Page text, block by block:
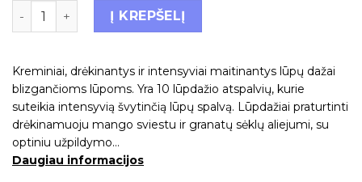
Į KREPŠELĮ
Kreminiai, drėkinantys ir intensyviai maitinantys lūpų dažai
blizgančioms lūpoms. Yra 10 lūpdažio atspalvių, kurie
suteikia intensyvią švytinčią lūpų spalvą. Lūpdažiai praturtinti
drėkinamuoju mango sviestu ir granatų sėklų aliejumi, su
optiniu užpildymo…
Daugiau informacijos